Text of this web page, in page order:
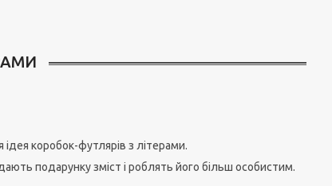
коробок-футлярів з літерами.
подарунку зміст і роблять його більш особистим.